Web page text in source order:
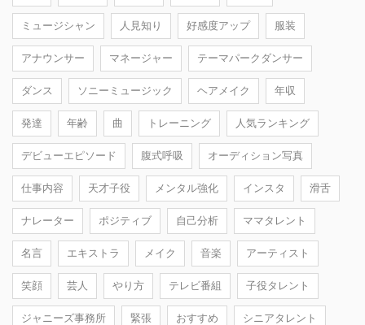
ミュージシャン 人見知り 好感度アップ 服装
アナウンサー マネージャー テーマパークダンサー
ダンス ソニーミュージック ヘアメイク 年収
発達 年齢 曲 トレーニング 人気ランキング
デビューエピソード 腹式呼吸 オーディション写真
仕事内容 天才子役 メンタル強化 インスタ 滑舌
ナレーター ポジティブ 自己分析 ママタレント
名言 エキストラ メイク 音楽 アーティスト
笑顔 芸人 やり方 テレビ番組 子役タレント
ジャニーズ事務所 緊張 おすすめ シニアタレント